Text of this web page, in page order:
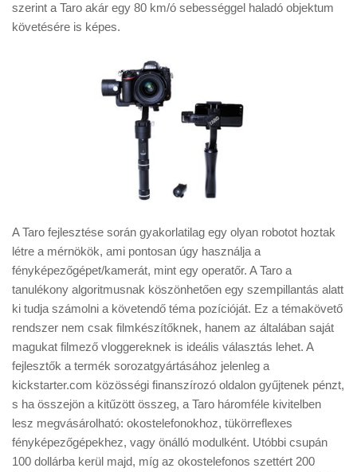
szerint a Taro akár egy 80 km/ó sebességgel haladó objektum
követésére is képes.
A Taro fejlesztése során gyakorlatilag egy olyan robotot hoztak
létre a mérnökök, ami pontosan úgy használja a
fényképezőgépet/kamerát, mint egy operatőr. A Taro a
tanulékony algoritmusnak köszönhetően egy szempillantás alatt
ki tudja számolni a követendő téma pozícióját. Ez a témakövető
rendszer nem csak filmkészítőknek, hanem az általában saját
magukat filmező vloggereknek is ideális választás lehet. A
fejlesztők a termék sorozatgyártásához jelenleg a
kickstarter.com közösségi finanszírozó oldalon gyűjtenek pénzt,
s ha összejön a kitűzött összeg, a Taro háromféle kivitelben
lesz megvásárolható: okostelefonokhoz, tükörreflexes
fényképezőgépekhez, vagy önálló modulként. Utóbbi csupán
100 dollárba kerül majd, míg az okostelefonos szettért 200